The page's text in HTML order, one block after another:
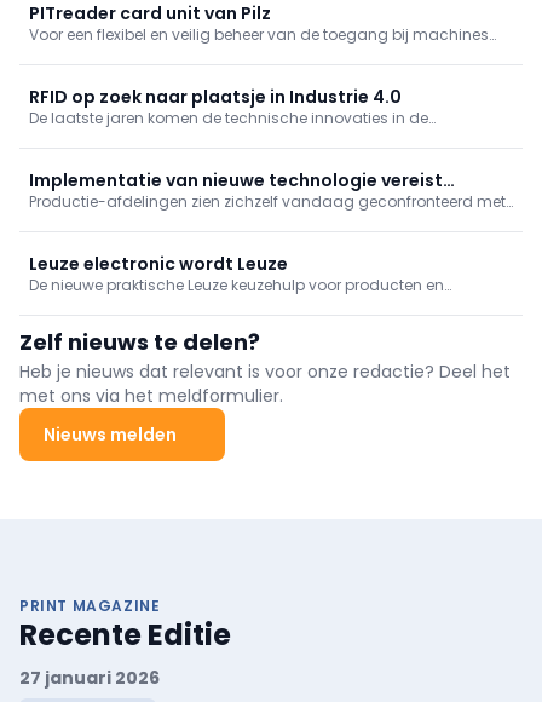
PITreader card unit van Pilz
Voor een flexibel en veilig beheer van de toegang bij machines
card unit kunnen exploitanten de rechten nu op RFID-
transponders in kaart- of stickerformaat toekennen.
RFID op zoek naar plaatsje in Industrie 4.0
De laatste jaren komen de technische innovaties in de
en de intrede van draadloze toepassingen doen in sneltempo
nieuwe mogelijkheden ontstaan. De vraag stelt zich hoe we zaken
als RFID verder kunnen inpassen in de drang naar flexibiliteit en
efficiëntie.
Implementatie van nieuwe technologie vereist
performante value chain
Productie-afdelingen zien zichzelf vandaag geconfronteerd met
met aangepaste producten, en uptime van machines. imec
werkt binnen het toepassingsdomein 'Smart Industries' aan de
nodige oplossingen.
Leuze electronic wordt Leuze
De nieuwe praktische Leuze keuzehulp voor producten en
Zelf nieuws te delen?
Heb je nieuws dat relevant is voor onze redactie? Deel het
met ons via het meldformulier.
Nieuws melden
PRINT MAGAZINE
Recente Editie
27 januari 2026